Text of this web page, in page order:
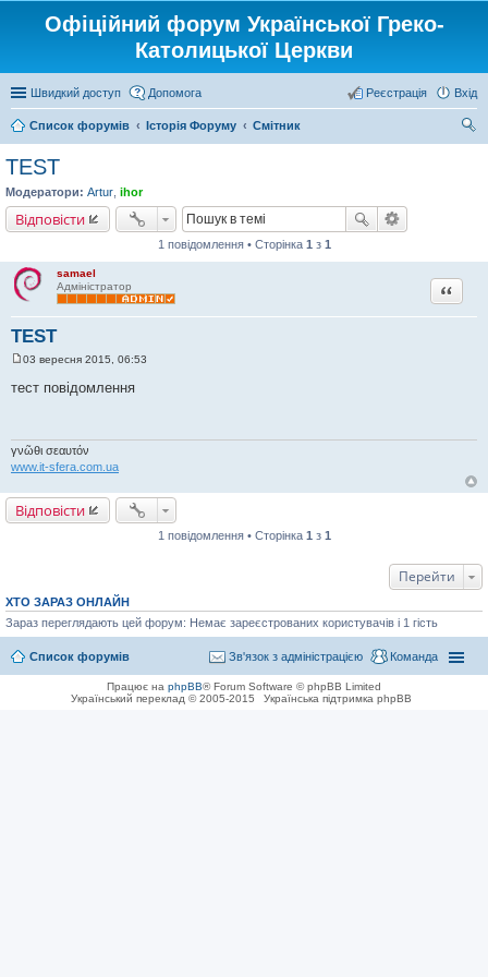
Офіційний форум Української Греко-
Католицької Церкви
Швидкий доступ Допомога Вхід
Реєстрація
Список форумів Історія Форуму
Смітник
TEST
Модератори: Artur ihor
Відповісти
1 повідомлення • Сторінка 1 з 1
samael
Адміністратор
TEST
Цитата
в
м
е
н
я
03 вересня 2015, 06:53
тест повідомлення
γνῶθι σεαυτόν
www.it-sfera.com.ua
Відповісти
1 повідомлення • Сторінка 1 з 1
Перейти
ХТО ЗАРАЗ ОНЛАЙН
Зараз переглядають цей форум: Немає зареєстрованих користувачів і 1 гість
Список форумів Команда
Зв'язок з адміністрацією
Працює на phpBB® Forum Software © phpBB Limited
Український переклад © 2005-2015
Українська підтримка phpBB